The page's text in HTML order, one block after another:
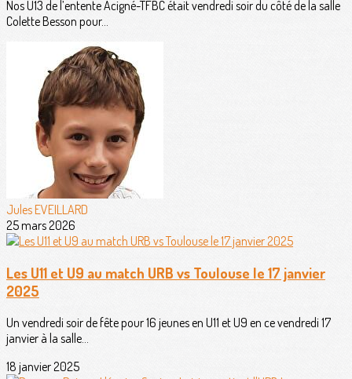
Nos U13 de l’entente Acigné-TFBC était vendredi soir du côté de la salle
Colette Besson pour...
Jules EVEILLARD
25 mars 2026
Les U11 et U9 au match URB vs Toulouse le 17 janvier
2025
Un vendredi soir de fête pour 16 jeunes en U11 et U9 en ce vendredi 17
janvier à la salle...
18 janvier 2025